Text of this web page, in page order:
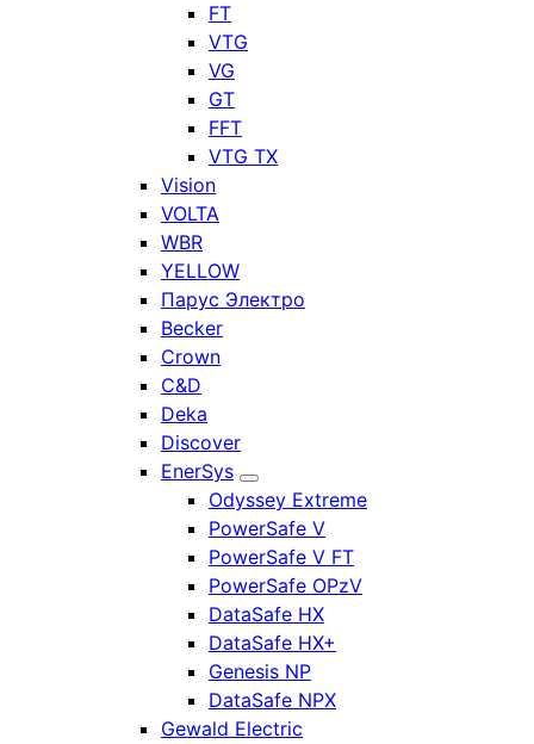
FT
VTG
VG
GT
FFT
VTG TX
Vision
VOLTA
WBR
YELLOW
Парус Электро
Becker
Crown
C&D
Deka
Discover
EnerSys
Odyssey Extreme
PowerSafe V
PowerSafe V FT
PowerSafe OPzV
DataSafe HX
DataSafe HX+
Genesis NP
DataSafe NPX
Gewald Electric